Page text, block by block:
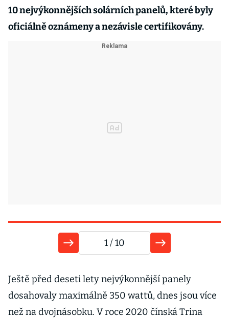
10 nejvýkonnějších solárních panelů, které byly
oficiálně oznámeny a nezávisle certifikovány.
1/ 10
Ještě před deseti lety nejvýkonnější panely
dosahovaly maximálně 350 wattů, dnes jsou více
než na dvojnásobku. V roce 2020 čínská Trina